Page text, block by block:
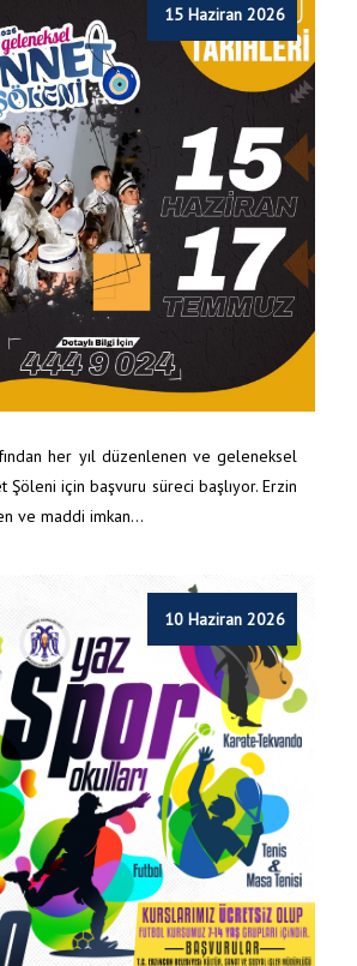
15 Haziran 2026
her yıl düzenlenen ve geleneksel
Şöleni için başvuru süreci başlıyor. Erzin
ve maddi imkan...
10 Haziran 2026